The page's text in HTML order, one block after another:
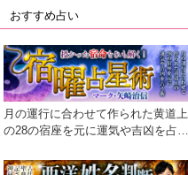
おすすめ占い
月の運行に合わせて作られた黄道上
の28の宿座を元に運気や吉凶を占う